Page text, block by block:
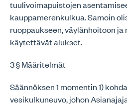
tuulivoimapuistojen
kauppamerenkulkua. Samoin
ruoppaukseen, väylänhoitoon
käytettävät alukset.
3 § Määritelmät
Säännöksen 1 momentin 1)
vesikulkuneuvo, johon